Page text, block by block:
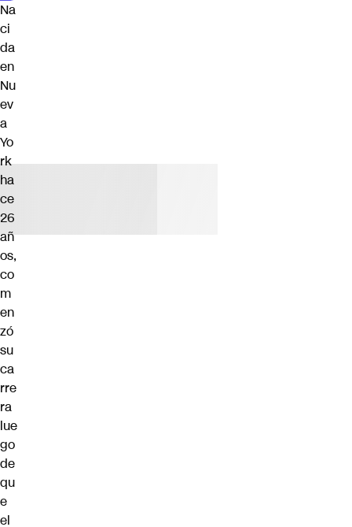
Na
ci
da
en
Nu
ev
a
Yo
rk
ha
ce
26
añ
os,
co
m
en
zó
su
ca
rre
ra
lue
go
de
qu
e
el